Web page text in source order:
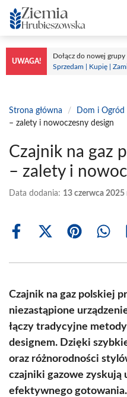
Przejdź
do
treści
UWAGA!
Dołącz do nowej grupy
Sprzedam | Kupię |
Strona główna / Dom i Ogród
– zalety i nowoczesny design
Czajnik na gaz
– zalety i
Data dodania: 13 czerwca 2025
Share
Share
(Twitter)
Share Share
Czajnik na gaz polskiej
niezastąpione
łączy tradycyjne
designem. Dzięki
oraz różnorodności
czajniki gazowe zyskują
efektywnego